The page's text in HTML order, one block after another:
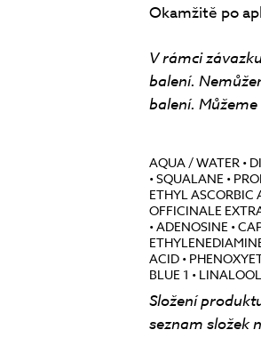
Okamžitě po
V rámci
balení.
balení.
AQUA / WATER •
• SQUALANE •
ETHYL ASCORBIC
OFFICINALE
• ADENOSINE •
ACID •
BLUE 1 •
Složení
seznam složek